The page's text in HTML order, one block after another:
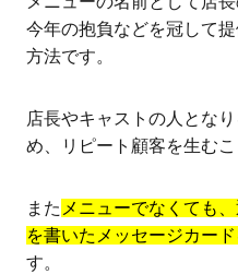
今年の抱負などを冠して
方法です。
店長やキャストの人とな
め、リピート顧客を生むこ
また メニューでなくても
を書いたメッセージカー
す。